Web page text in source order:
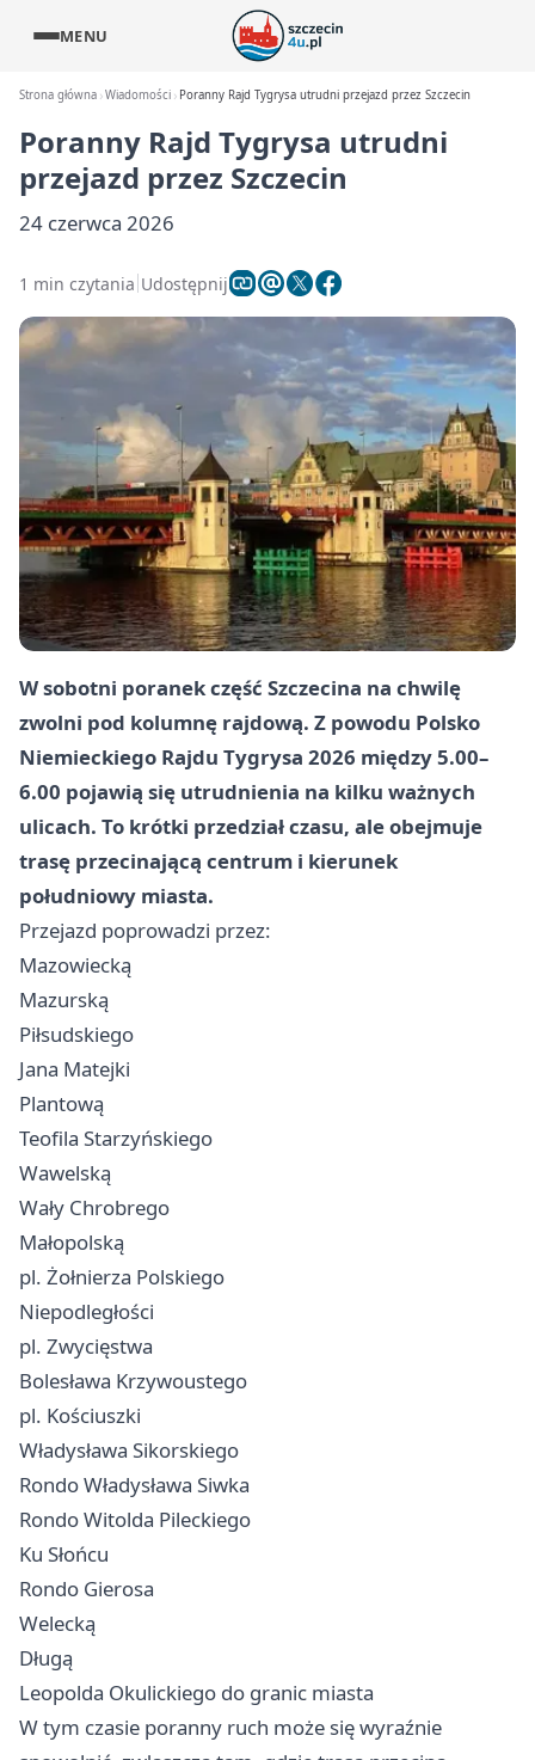
MENU
Strona główna Wiadomości Poranny Rajd Tygrysa utrudni przejazd przez Szczecin
Poranny Rajd Tygrysa utrudni
przejazd przez Szczecin
24 czerwca 2026
1 min czytania Udostępnij
W sobotni poranek część Szczecina na chwilę
zwolni pod kolumnę rajdową. Z powodu Polsko
Niemieckiego Rajdu Tygrysa 2026 między 5.00–
6.00 pojawią się utrudnienia na kilku ważnych
ulicach. To krótki przedział czasu, ale obejmuje
trasę przecinającą centrum i kierunek
południowy miasta.
Przejazd poprowadzi przez:
Mazowiecką
Mazurską
Piłsudskiego
Jana Matejki
Plantową
Teofila Starzyńskiego
Wawelską
Wały Chrobrego
Małopolską
pl. Żołnierza Polskiego
Niepodległości
pl. Zwycięstwa
Bolesława Krzywoustego
pl. Kościuszki
Władysława Sikorskiego
Rondo Władysława Siwka
Rondo Witolda Pileckiego
Ku Słońcu
Rondo Gierosa
Welecką
Długą
Leopolda Okulickiego do granic miasta
W tym czasie poranny ruch może się wyraźnie